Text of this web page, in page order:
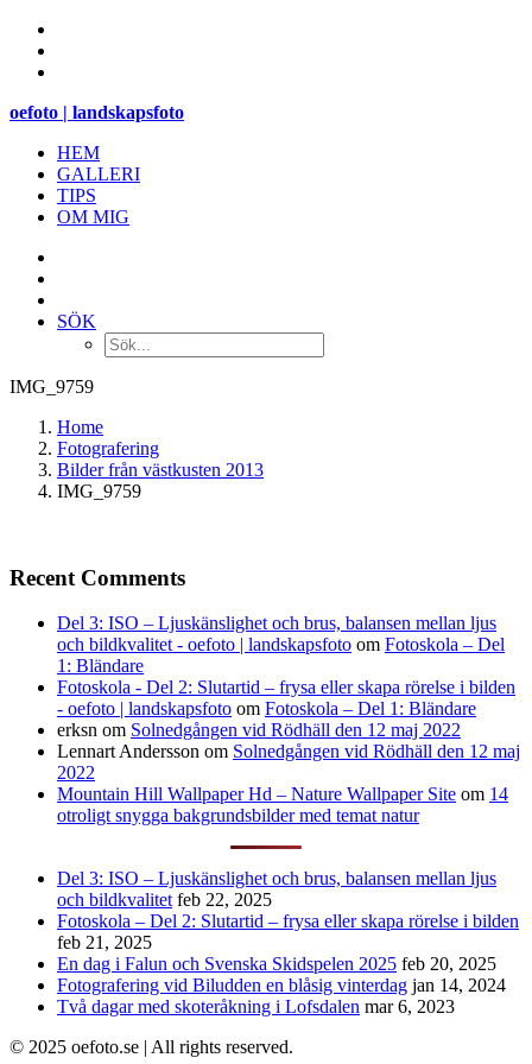
oefoto | landskapsfoto
HEM
GALLERI
TIPS
OM MIG
SÖK
IMG_9759
Home
Fotografering
Bilder från västkusten 2013
IMG_9759
Recent Comments
Del 3: ISO – Ljuskänslighet och brus, balansen mellan ljus
och bildkvalitet - oefoto | landskapsfoto om Fotoskola – Del
1: Bländare
Fotoskola - Del 2: Slutartid – frysa eller skapa rörelse i bilden
- oefoto | landskapsfoto om Fotoskola – Del 1: Bländare
erksn om Solnedgången vid Rödhäll den 12 maj 2022
Lennart Andersson om Solnedgången vid Rödhäll den 12 maj
2022
Mountain Hill Wallpaper Hd – Nature Wallpaper Site om 14
otroligt snygga bakgrundsbilder med temat natur
Del 3: ISO – Ljuskänslighet och brus, balansen mellan ljus
och bildkvalitet feb 22, 2025
Fotoskola – Del 2: Slutartid – frysa eller skapa rörelse i bilden
feb 21, 2025
En dag i Falun och Svenska Skidspelen 2025 feb 20, 2025
Fotografering vid Biludden en blåsig vinterdag jan 14, 2024
Två dagar med skoteråkning i Lofsdalen mar 6, 2023
© 2025 oefoto.se | All rights reserved.